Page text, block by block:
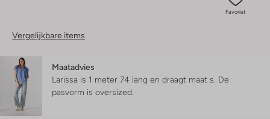
Favoriet
Vergelijkbare items
Maatadvies
Larissa is 1 meter 74 lang en draagt maat s. De
pasvorm is oversized